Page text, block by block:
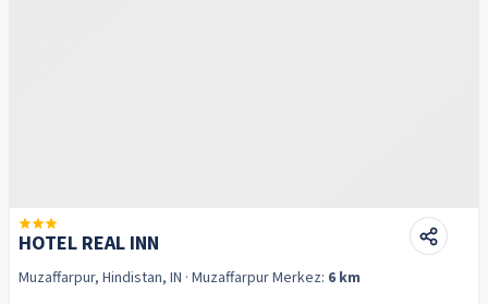
HOTEL REAL INN
Muzaffarpur, Hindistan, IN · MuzaffarpurMerkez: 6 km